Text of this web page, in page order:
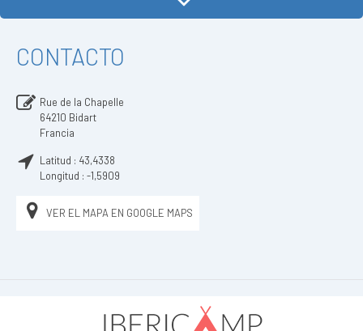
CONTACTO
Rue de la Chapelle
64210 Bidart
Francia
Latitud : 43,4338
Longitud : -1,5909
VER EL MAPA EN GOOGLE MAPS